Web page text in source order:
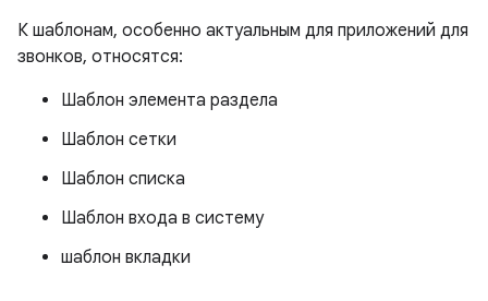
К шаблонам, особенно актуальным для приложений для
звонков, относятся:
Шаблон элемента раздела
Шаблон сетки
Шаблон списка
Шаблон входа в систему
шаблон вкладки